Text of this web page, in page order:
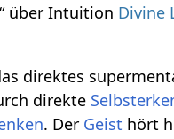
über Intuition Divine
direktes
direkte
. Der Geist hört